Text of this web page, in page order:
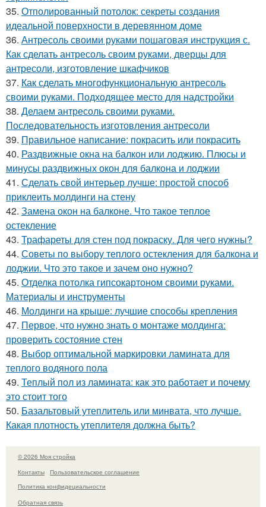
35. Отполированный потолок: секреты создания
идеальной поверхности в деревянном доме
36. Антресоль своими руками пошаговая инструкция с.
Как сделать антресоль своим руками, дверцы для
антресоли, изготовление шкафчиков
37. Как сделать многофункциональную антресоль
своими руками. Подходящее место для надстройки
38. Делаем антресоль своими руками.
Последовательность изготовления антресоли
39. Правильное написание: покрасить или покрасить
40. Раздвижные окна на балкон или лоджию. Плюсы и
минусы раздвижных окон для балкона и лоджии
41. Сделать свой интерьер лучше: простой способ
приклеить молдинги на стену
42. Замена окон на балконе. Что такое теплое
остекление
43. Трафареты для стен под покраску. Для чего нужны?
44. Советы по выбору теплого остекления для балкона и
лоджии. Что это такое и зачем оно нужно?
45. Отделка потолка гипсокартоном своими руками.
Материалы и инструменты
46. Молдинги на крыше: лучшие способы крепления
47. Первое, что нужно знать о монтаже молдинга:
проверить состояние стен
48. Выбор оптимальной маркировки ламината для
теплого водяного пола
49. Теплый пол из ламината: как это работает и почему
это стоит того
50. Базальтовый утеплитель или минвата, что лучше.
Какая плотность утеплителя должна быть?
© 2026 Моя стройка
Контакты
Пользовательское соглашение
Политика конфидециальности
Обратная связь